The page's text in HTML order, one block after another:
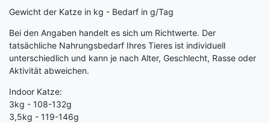
Gewicht der Katze in kg - Bedarf in g/Tag
Bei den Angaben handelt es sich um Richtwerte. Der
tatsächliche Nahrungsbedarf Ihres Tieres ist individuell
unterschiedlich und kann je nach Alter, Geschlecht, Rasse oder
Aktivität abweichen.
Indoor Katze:
3kg - 108-132g
3,5kg - 119-146g